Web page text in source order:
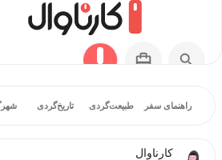
راهنمای سفر طبیعت‌گردی تاریخ‌گردی
کارناوال